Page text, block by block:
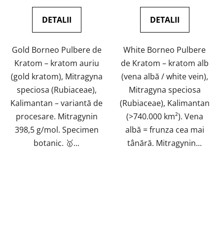
DETALII
Gold Borneo Pulbere de
Kratom – kratom auriu
(gold kratom), Mitragyna
speciosa (Rubiaceae),
Kalimantan – variantă de
procesare. Mitragynin
398,5 g/mol. Specimen
botanic. 🥇...
4,5
stele.
DETALII
White Borneo Pulbere
de Kratom – kratom alb
(vena albă / white vein),
Mitragyna speciosa
(Rubiaceae), Kalimantan
(>740.000 km²). Vena
albă = frunza cea mai
tânără. Mitragynin...